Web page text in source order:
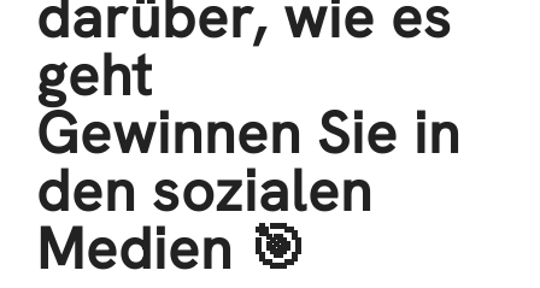
darüber, wie es
geht
Gewinnen Sie in
den sozialen
Medien 🎯